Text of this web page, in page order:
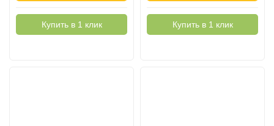
Купить в 1 клик Купить в 1 клик